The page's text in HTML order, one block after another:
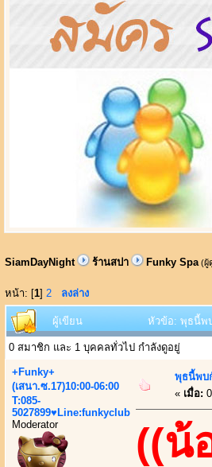
SiamDayNight ร้านสปา Funky Spa (ผู้
หน้า: [1] 2 ลงล่าง
ผู้เขียน หัวข้อ: พุธนี้พ
0 สมาชิก และ 1 บุคคลทั่วไป กำลังดูอยู่
+Funky+
(เสนา.ซ.17)10:00-06:00
T:085-
5027899♥Line:funkyclub
Moderator
พุธนี้พบ
« เมื่อ:
((น้